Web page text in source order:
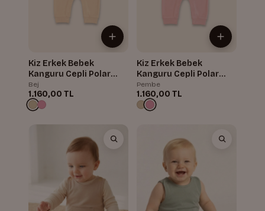
Kiz Erkek Bebek
Kanguru Cepli Polar
Tulum
Bej
1.160,00 TL
Kiz Erkek Bebek
Kanguru Cepli Polar
Tulum
Pembe
1.160,00 TL